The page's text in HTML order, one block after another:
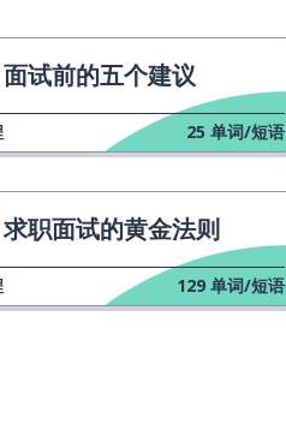
面试前的五个建议
25 单词/短语
求职面试的黄金法则
129 单词/短语